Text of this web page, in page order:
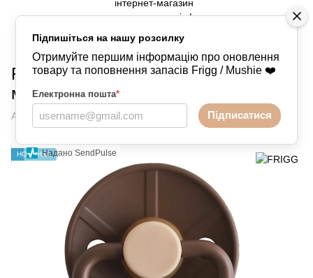
Підпишіться на нашу розсилку
Отримуйте першим інформацію про оновлення
товару та поповнення запасів Frigg / Mushie ❤️
Електронна пошта*
Підписатися
Надано SendPulse
Пустушки Little Viking Little Viking FRIGG
Frigg Little Viking Bjorn Розмір 0-6
місяців
Артикул:10519 Написати відгук
НОВИНКА